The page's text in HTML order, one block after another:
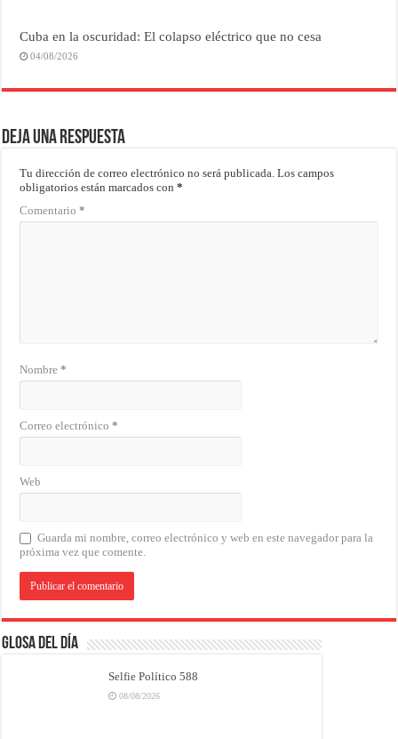
Cuba en la oscuridad: El colapso eléctrico que no cesa
04/08/2026
Deja una respuesta
Tu dirección de correo electrónico no será publicada. Los campos
obligatorios están marcados con*
Comentario*
Nombre*
Correo electrónico*
Web
Guarda mi nombre, correo electrónico y web en este navegador para la
próxima vez que comente.
Glosa del Día
Selfie Político 588
08/08/2026